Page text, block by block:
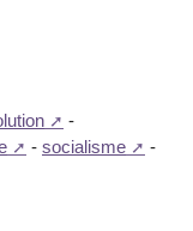
-
- socialisme
-